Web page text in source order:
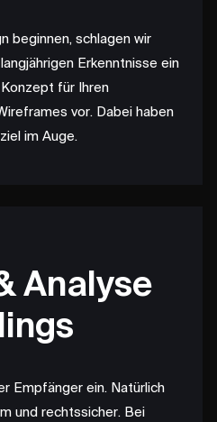
beginnen, schlagen wir
Erkenntnisse ein
für Ihren
vor. Dabei haben
im Auge.
Analyse
Empfänger ein. Natürlich
und rechtssicher. Bei